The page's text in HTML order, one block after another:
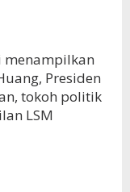
menampilkan
Presiden
tokoh politik
LSM